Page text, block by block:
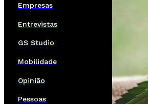
Empresas
Entrevistas
GS Studio
Mobilidade
Opinião
Pessoas